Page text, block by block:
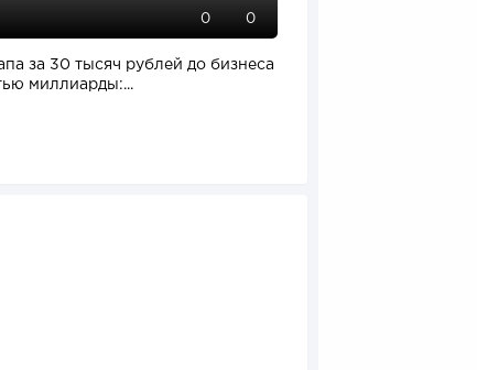
0 0
за 30 тысяч рублей до бизнеса
миллиарды:...